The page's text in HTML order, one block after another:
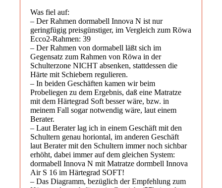
Was fiel auf:
– Der Rahmen dormabell Innova N ist nur
geringfügig preisgünstiger, im Vergleich zum Röwa
Ecco2-Rahmen: 39
– Der Rahmen von dormabell läßt sich im
Gegensatz zum Rahmen von Röwa in der
Schulterzone NICHT absenken, stattdessen die
Härte mit Schiebern regulieren.
– In beiden Geschäften kamen wir beim
Probeliegen zu dem Ergebnis, daß eine Matratze
mit dem Härtegrad Soft besser wäre, bzw. in
meinem Fall sogar notwendig wäre, laut einem
Berater.
– Laut Berater lag ich in einem Geschäft mit den
Schultern genau horiontal, im anderen Geschäft
laut Berater mit den Schultern immer noch sichbar
erhöht, dabei immer auf dem gleichen System:
dormabell Innova N mit Matratze dormbell Innova
Air S 16 im Härtegrad SOFT!
– Das Diagramm, bezüglich der Empfehlung zum